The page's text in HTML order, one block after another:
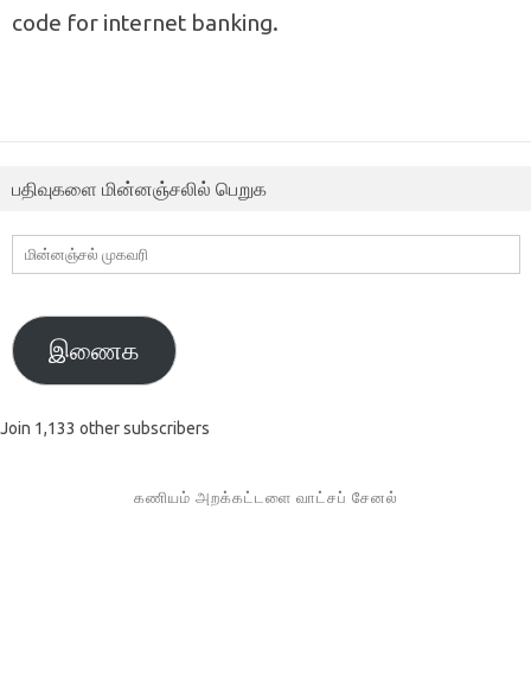
code for internet banking.
பதிவுகளை மின்னஞ்சலில் பெறுக
மின்னஞ்சல்
முகவரி
இணைக
Join 1,133 other subscribers
கணியம் அறக்கட்டளை வாட்சப் சேனல்